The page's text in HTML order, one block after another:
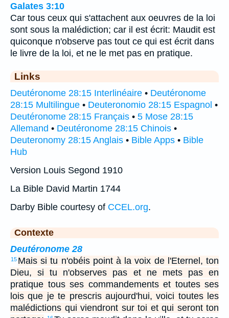
Galates 3:10
Car tous ceux qui s'attachent aux oeuvres de la loi
sont sous la malédiction; car il est écrit: Maudit est
quiconque n'observe pas tout ce qui est écrit dans
le livre de la loi, et ne le met pas en pratique.
Links
Deutéronome 28:15 Interlinéaire • Deutéronome
28:15 Multilingue • Deuteronomio 28:15 Espagnol •
Deutéronome 28:15 Français • 5 Mose 28:15
Allemand • Deutéronome 28:15 Chinois •
Deuteronomy 28:15 Anglais • Bible Apps • Bible
Hub
Version Louis Segond 1910
La Bible David Martin 1744
Darby Bible courtesy of CCEL.org.
Contexte
Deutéronome 28
15 Mais si tu n'obéis point à la voix de l'Eternel, ton
Dieu, si tu n'observes pas et ne mets pas en
pratique tous ses commandements et toutes ses
lois que je te prescris aujourd'hui, voici toutes les
malédictions qui viendront sur toi et qui seront ton